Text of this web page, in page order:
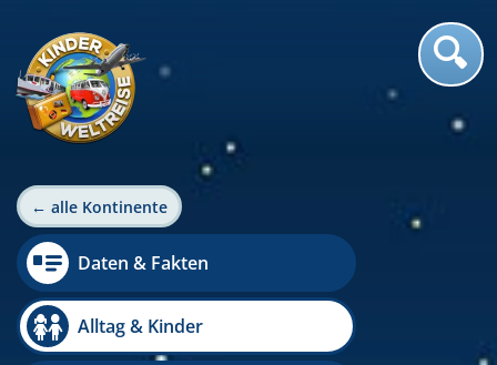
← alle Kontinente
Daten & Fakten
Alltag & Kinder